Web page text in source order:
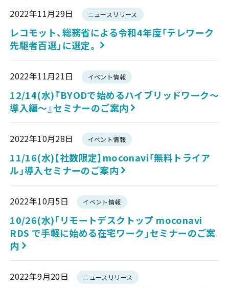
2022年11月29日 ニュースリリース
レコモット、総務省による令和4年度「テレワーク
先駆者百選」に選定。
2022年11月21日 イベント情報
12/14(水)『BYODで始めるハイブリッドワーク～
導入編～』セミナーのご案内
2022年10月28日 イベント情報
11/16(水)【社数限定】moconavi「無料トライア
ル」導入セミナーのご案内
2022年10月5日 イベント情報
10/26(水)「リモートデスクトップ moconavi
RDS で手軽に始める在宅ワーク」セミナーのご案
内
2022年9月20日 ニュースリリース